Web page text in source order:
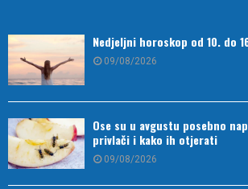
Nedjeljni horoskop od 10. do
09/08/2026
Ose su u avgustu posebno
privlači i kako ih otjerati
09/08/2026